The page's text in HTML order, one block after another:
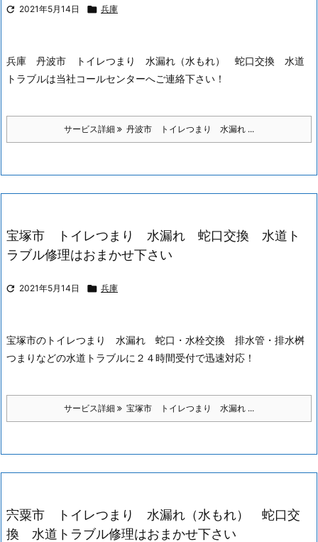
 2021年5月14日  兵庫
兵庫 丹波市 トイレつまり 水漏れ（水もれ） 蛇口交換 水道
トラブルは当社コールセンターへご連絡下さい！
サービス詳細 丹波市 トイレつまり 水漏れ ...
宝塚市 トイレつまり 水漏れ 蛇口交換 水道ト
ラブル修理はおまかせ下さい
 2021年5月14日  兵庫
宝塚市のトイレつまり 水漏れ 蛇口・水栓交換 排水管・排水桝
つまりなどの水道トラブルに２４時間受付で迅速対応！
サービス詳細 宝塚市 トイレつまり 水漏れ ...
宍粟市 トイレつまり 水漏れ（水もれ） 蛇口交
換 水道トラブル修理はおまかせ下さい